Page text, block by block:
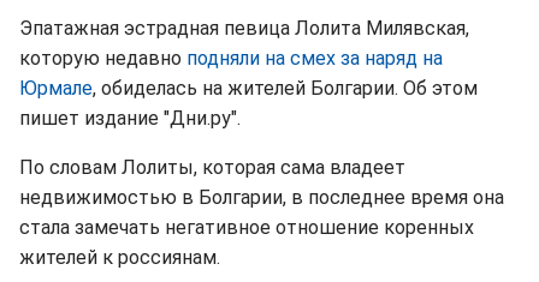
Эпатажная эстрадная певица Лолита Милявская,
которую недавно подняли на смех за наряд на
Юрмале, обиделась на жителей Болгарии. Об этом
пишет издание "Дни.ру".
По словам Лолиты, которая сама владеет
недвижимостью в Болгарии, в последнее время она
стала замечать негативное отношение коренных
жителей к россиянам.